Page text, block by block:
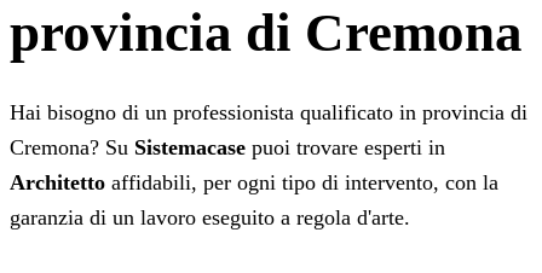
provincia di Cremona
Hai bisogno di un professionista qualificato in provincia di
Cremona? Su Sistemacase puoi trovare esperti in
Architetto affidabili, per ogni tipo di intervento, con la
garanzia di un lavoro eseguito a regola d'arte.